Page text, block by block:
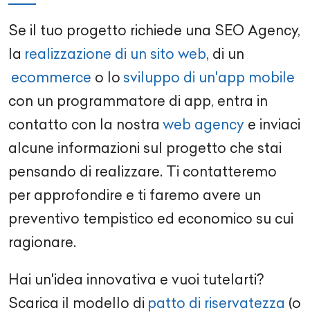
Se il tuo progetto richiede una SEO Agency,
la realizzazione di un sito web, di un
ecommerce o lo sviluppo di un'app mobile
con un programmatore di app, entra in
contatto con la nostra web agency e inviaci
alcune informazioni sul progetto che stai
pensando di realizzare. Ti contatteremo
per approfondire e ti faremo avere un
preventivo tempistico ed economico su cui
ragionare.
Hai un'idea innovativa e vuoi tutelarti?
Scarica il modello di patto di riservatezza (o